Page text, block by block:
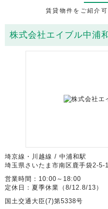
賃貸物件をご紹介
株式会社エイブル中浦
埼京線・川越線 / 中浦和駅
埼玉県さいたま市南区鹿手袋2-5-
営業時間：10:00～18:00
定休日：夏季休業（8/12.8/13）
国土交通大臣(7)第5338号